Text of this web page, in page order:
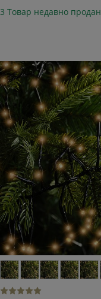
3 Товар недавно продан